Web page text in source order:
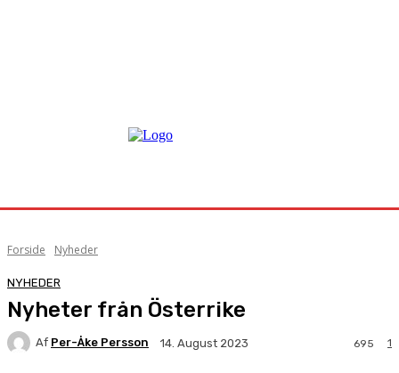
Forside Nyheder
NYHEDER
Nyheter från Österrike
Af Per-Åke Persson 14. August 2023 1
695